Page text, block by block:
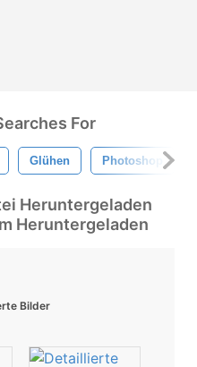
For
Glühen Photoshop
Heruntergeladen
Heruntergeladen
Bilder